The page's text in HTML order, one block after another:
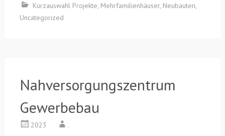
Kurzauswahl Projekte, Mehrfamilienhäuser, Neubauten,
Uncategorized
Nahversorgungszentrum
Gewerbebau
2023 .